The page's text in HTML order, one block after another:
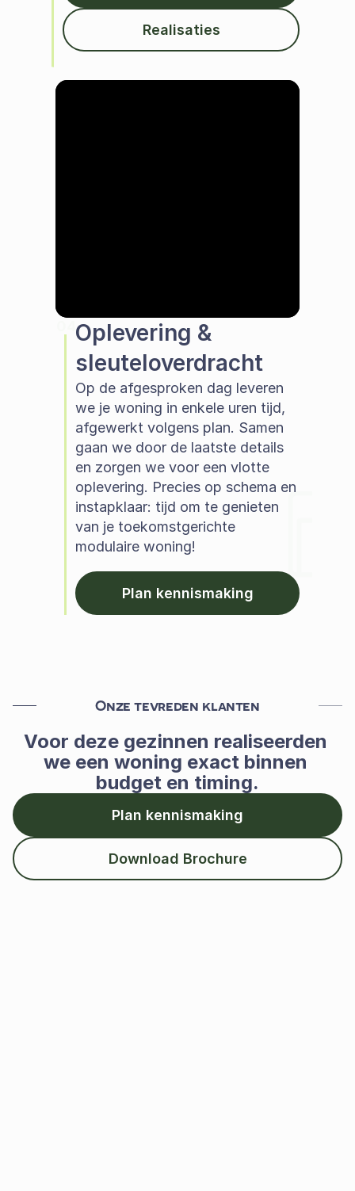
Plan kennismaking
Download Brochure
Onze tevreden klanten
Voor deze gezinnen realiseerden
we een woning exact binnen
budget en timing.
Realisaties
Oplevering &
sleuteloverdracht
Op de afgesproken dag leveren
we je woning in enkele uren tijd,
afgewerkt volgens plan. Samen
gaan we door de laatste details
en zorgen we voor een vlotte
oplevering. Precies op schema en
instapklaar: tijd om te genieten
van je toekomstgerichte
modulaire woning!
Plan kennismaking